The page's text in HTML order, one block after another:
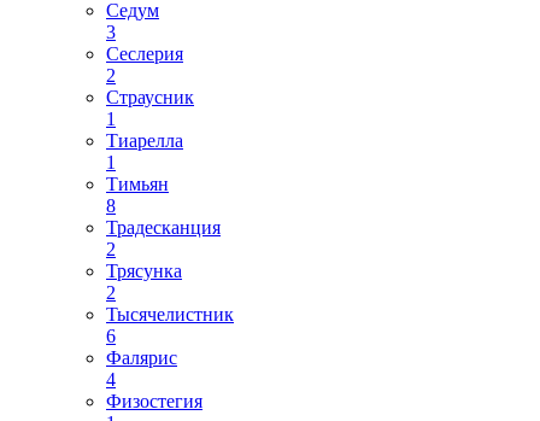
Седум
3
Сеслерия
2
Страусник
1
Тиарелла
1
Тимьян
8
Традесканция
2
Трясунка
2
Тысячелистник
6
Фалярис
4
Физостегия